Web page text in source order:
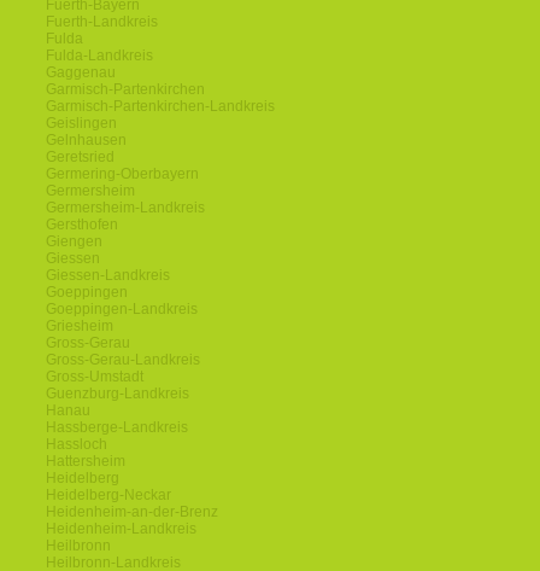
Fuerth-Bayern
Fuerth-Landkreis
Fulda
Fulda-Landkreis
Gaggenau
Garmisch-Partenkirchen
Garmisch-Partenkirchen-Landkreis
Geislingen
Gelnhausen
Geretsried
Germering-Oberbayern
Germersheim
Germersheim-Landkreis
Gersthofen
Giengen
Giessen
Giessen-Landkreis
Goeppingen
Goeppingen-Landkreis
Griesheim
Gross-Gerau
Gross-Gerau-Landkreis
Gross-Umstadt
Guenzburg-Landkreis
Hanau
Hassberge-Landkreis
Hassloch
Hattersheim
Heidelberg
Heidelberg-Neckar
Heidenheim-an-der-Brenz
Heidenheim-Landkreis
Heilbronn
Heilbronn-Landkreis